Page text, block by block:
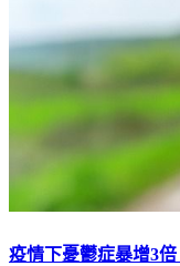
疫情下憂鬱症暴增3